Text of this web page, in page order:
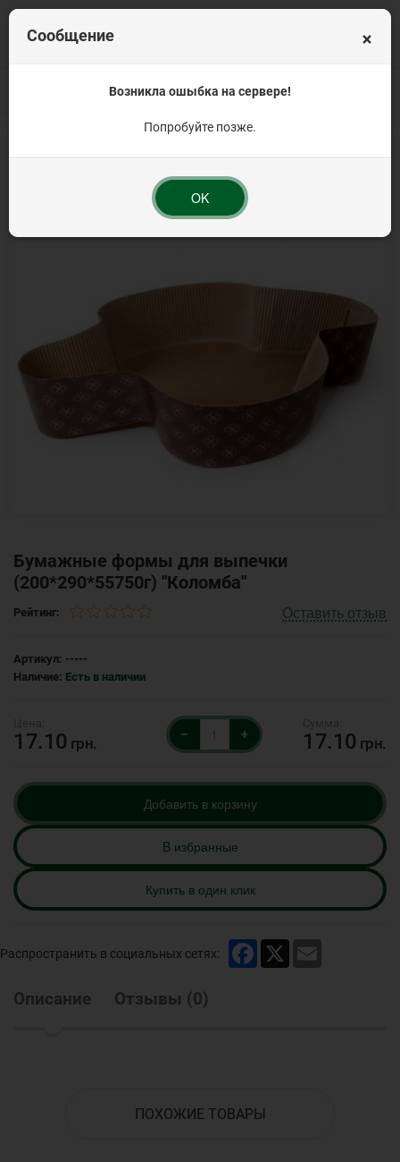
Продукция для Пасхи Формы Бумажные формы для пасхи,
Бумажные формы для выпечки
(200*290*55750г) "Коломба"
Рейтинг: Оставить отзыв
Артикул: -----
Наличие: Есть в наличии
17.10 грн.
– + 17.10 грн.
Добавить в корзину
B избранные
Купить в один клик
Распространить в социальных сетях: Facebook
Описание Отзывы (0)
ПОХОЖИЕ ТОВАРЫ
×
Сообщение
Возникла ошыбка на сервере!
Попробуйте позже.
OK